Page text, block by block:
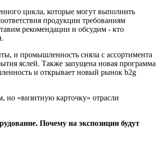
цикла, которые могут выполнить
продукции требованиям
рекомендации и обсудим - кто
и промышленность сняла с ассортимента
яслей. Также запущена новая программа
и открывает новый рынок b2g
но «визитную карточку» отрасли
Почему на экспозиции будут